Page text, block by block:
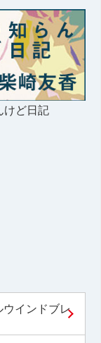
けど日記
インドブレ